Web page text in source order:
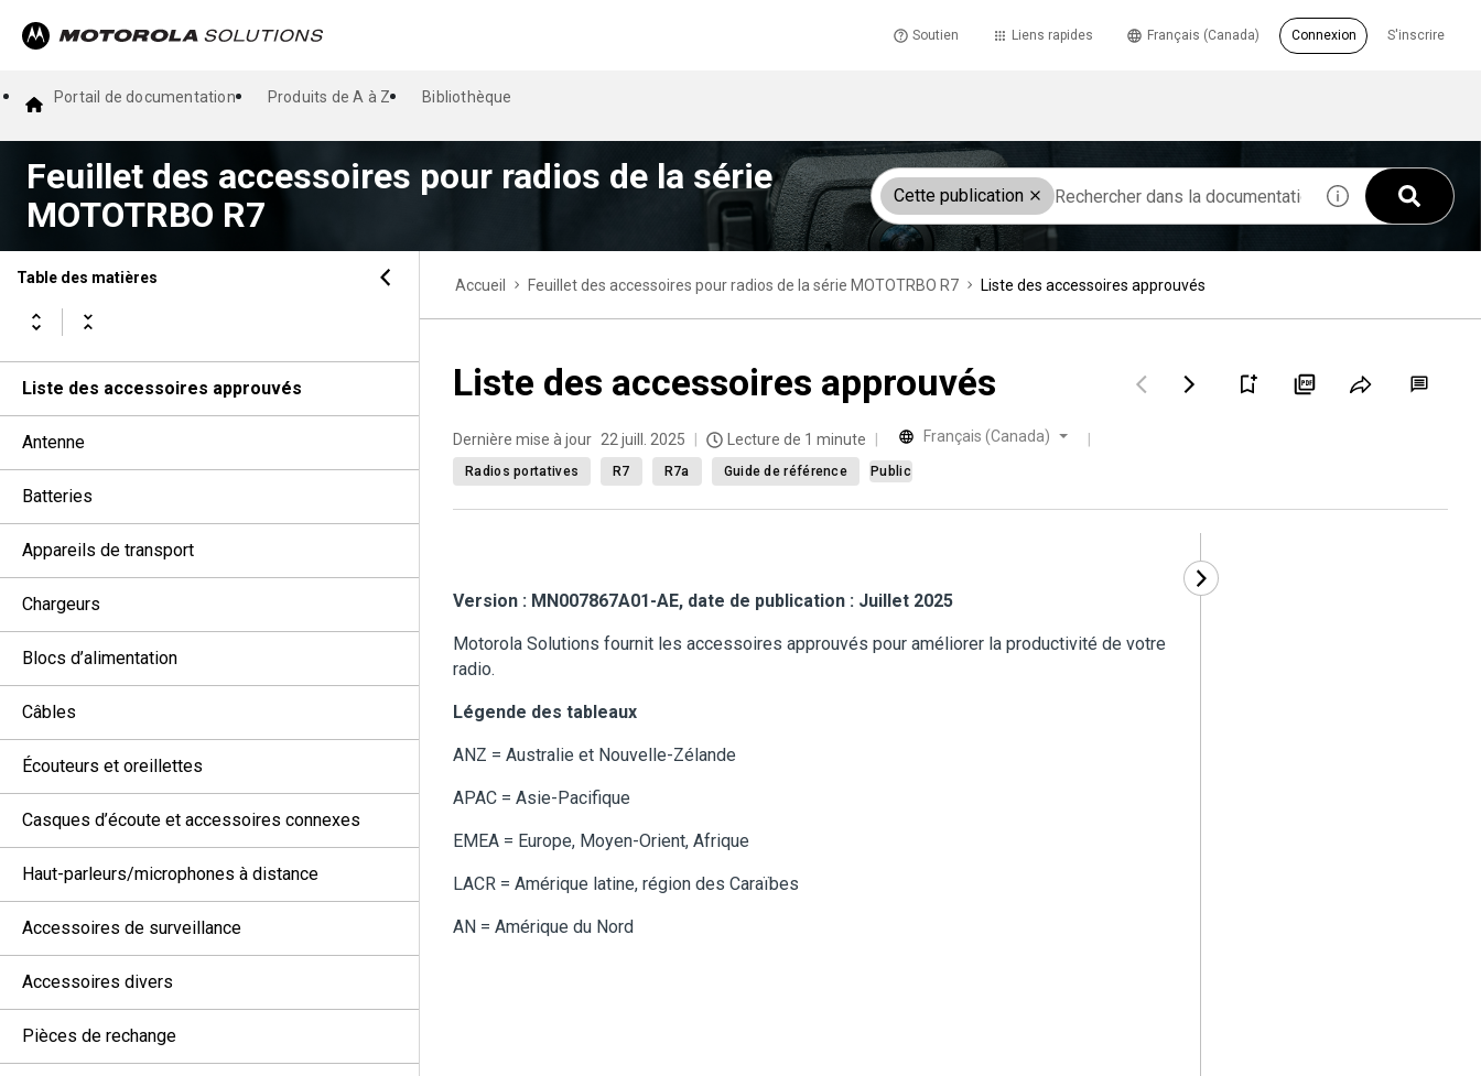
Soutien Liens rapides S'inscrire
Français (Canada) Connexion
Portail de documentation Produits de A à Z Bibliothèque
Feuillet des accessoires pour radios de la série
MOTOTRBO R7
Cette publication
Table des matières
Liste des accessoires approuvés
Antenne
Batteries
Appareils de transport
Chargeurs
Blocs d’alimentation
Câbles
Écouteurs et oreillettes
Casques d’écoute et accessoires connexes
Haut-parleurs/microphones à distance
Accessoires de surveillance
Accessoires divers
Pièces de rechange
Accueil Feuillet des accessoires pour radios de la série MOTOTRBO R7 Liste des accessoires approuvés
Liste des accessoires approuvés
Dernière mise à jour 22 juill. 2025 Lecture de 1 minute Français (Canada)
Radios portatives R7 R7a Guide de référence Public
Version : MN007867A01-AE, date de publication : Juillet 2025
Motorola Solutions fournit les accessoires approuvés pour améliorer la productivité de votre
radio.
Légende des tableaux
ANZ = Australie et Nouvelle-Zélande
APAC = Asie-Pacifique
EMEA = Europe, Moyen-Orient, Afrique
LACR = Amérique latine, région des Caraïbes
AN = Amérique du Nord